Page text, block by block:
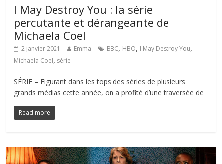
I May Destroy You : la série
percutante et dérangeante de
Michaela Coel
2 janvier 2021 Emma BBC, HBO, I May Destroy You,
Michaela Coel, série
SÉRIE – Figurant dans les tops des séries de plusieurs
grands médias cette année, on a profité d’une traversée de
Read more